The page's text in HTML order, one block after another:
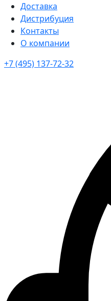
Доставка
Дистрибуция
Контакты
О компании
+7 (495) 137-72-32